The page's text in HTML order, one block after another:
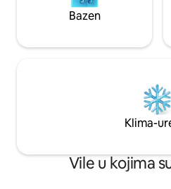
Bazen
Klima-
Vile u kojima